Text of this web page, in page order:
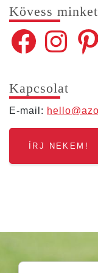
Kövess min­ket
FacebookInstagram
Kap­cso­lat
E‑mail:
ÍRJ NEKEM!